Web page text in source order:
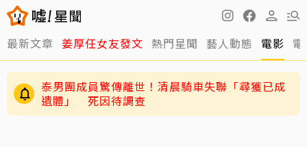
最新文章 姜厚任女友發文 熱門星聞 藝人動態 電影
泰男團成員驚傳離世！清晨騎車失聯「尋獲已成
遺體」 死因待調查